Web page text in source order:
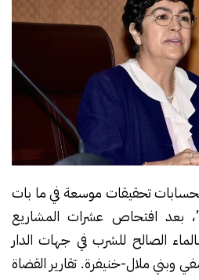
تحقيقات موسعة في ما بات
بعد افتحاص عشرات المشاريع
الصالح للشرب في جهات الدار
ملال-خنيفرة. تقارير القضاة